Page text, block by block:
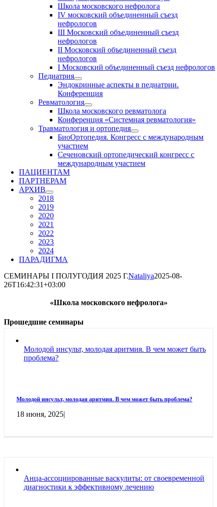
Школа московского нефролога
IV московский объединенный съезд
нефрологов
III Московский объединенный съезд
нефрологов
II Московский объединенный съезд
нефрологов
I Московский объединенный съезд нефрологов
Педиатрия
Эндокринные аспекты в педиатрии.
Конференция
Ревматология
Школа московского ревматолога
Конференция «Системная ревматология»
Травматология и ортопедия
БиоОртопедия. Конгресс с международным
участием
Сеченовский ортопедический конгресс с
международным участием
ПАЦИЕНТАМ
ПАРТНЕРАМ
АРХИВ
2018
2019
2020
2021
2022
2023
2024
ПАРАДИГМА
СЕМИНАРЫ I ПОЛУГОДИЯ 2025 Г.Nataliya2025-08-
26T16:42:31+03:00
«Школа московского нефролога»
Прошедшие семинары
Молодой инсульт, молодая аритмия. В чем может быть
проблема?
Молодой инсульт, молодая аритмия. В чем может быть проблема?
18 июня, 2025|
Анца-ассоциированные васкулиты: от своевременной
диагностики к эффективному лечению